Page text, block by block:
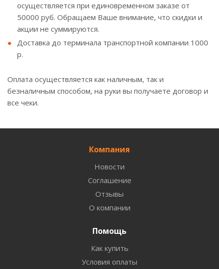
осуществляется при единовременном заказе от
50000 руб. Обращаем Ваше внимание, что скидки и
акции не суммируются.
Доставка до терминала транспортной компании 1000
р.
Оплата осуществляется как наличным, так и
безналичным способом, на руки вы получаете договор и
все чеки.
Компания
Новости
Соглашение
Отзывы
О компании
Помощь
Как купить
Условия оплаты